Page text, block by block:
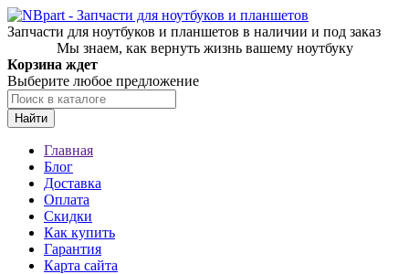
Запчасти для ноутбуков и планшетов в наличии и под заказ
Мы знаем, как вернуть жизнь вашему ноутбуку
Корзина ждет
Выберите любое предложение
Найти
Главная
Блог
Доставка
Оплата
Скидки
Как купить
Гарантия
Карта сайта